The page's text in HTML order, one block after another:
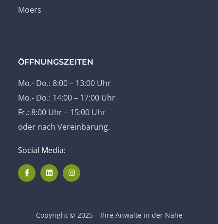
Moers
ÖFFNUNGSZEITEN
Mo.- Do.: 8:00 – 13:00 Uhr
Mo.- Do.: 14:00 – 17:00 Uhr
Fr.: 8:00 Uhr – 15:00 Uhr
oder nach Vereinbarung.
Social Media:
Copyright © 2025 – Ihre Anwälte in der Nähe